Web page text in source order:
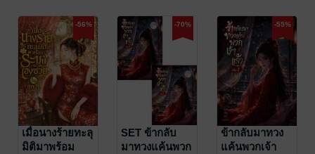
-56%
เมื่อนางร้ายทะลุ
มิติมาพร้อม
-70%
SET ข้ากลับ
มาทวงแค้นพวก
-55%
ข้ากลับมาทวง
แค้นพวกเจ้า